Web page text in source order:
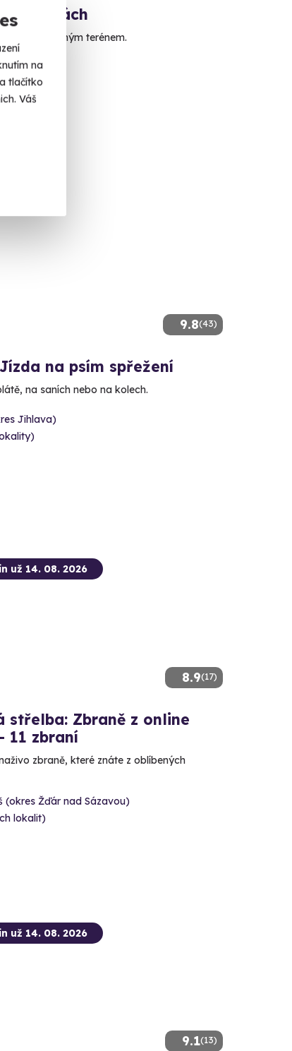
na
tlačítko
Váš
čtyřkolce volným terénem.
9.8(43)
na psím spřežení
na saních nebo na kolech.
Jihlava)
8.9(17)
už 14. 08. 2026
střelba: Zbraně z online
11 zbraní
zbraně, které znáte z oblíbených
(okres Žďár nad Sázavou)
lokalit)
9.1(13)
už 14. 08. 2026